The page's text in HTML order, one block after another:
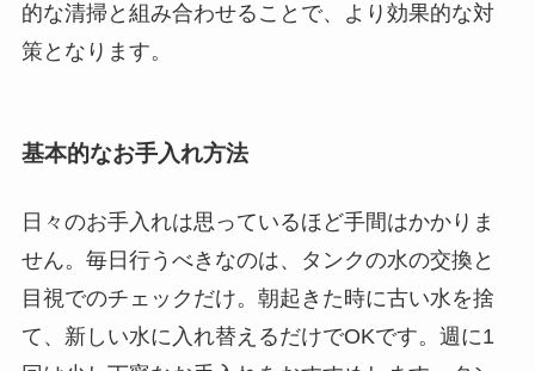
的な清掃と組み合わせることで、より効果的な対
策となります。
基本的なお手入れ方法
日々のお手入れは思っているほど手間はかかりま
せん。毎日行うべきなのは、タンクの水の交換と
目視でのチェックだけ。朝起きた時に古い水を捨
て、新しい水に入れ替えるだけでOKです。週に1